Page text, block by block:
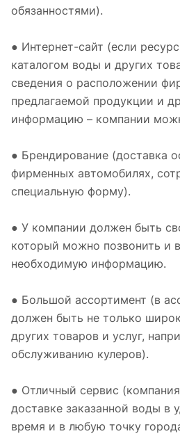
обязанностями).
● Интернет-сайт (если
каталогом воды и других
сведения о расположении
предлагаемой продукции и
информацию – компании
● Брендирование (доставка
фирменных автомобилях,
специальную форму).
● У компании должен быть
который можно позвонить и
необходимую информацию.
● Большой ассортимент (в
должен быть не только
других товаров и услуг,
обслуживанию кулеров).
● Отличный сервис
доставке заказанной воды в
время и в любую точку